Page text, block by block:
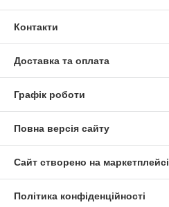
Контакти
Доставка та оплата
Графік роботи
Повна версія сайту
Сайт створено на маркетплейсі
Політика конфіденційності